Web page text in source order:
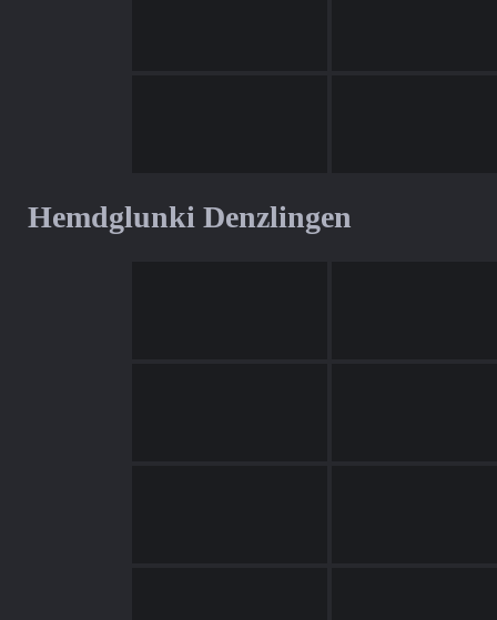
Hemdglunki Denzlingen